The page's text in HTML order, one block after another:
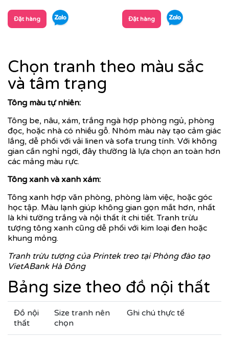
Đặt hàng Đặt hàng
Chọn tranh theo màu sắc
và tâm trạng
Tông màu tự nhiên:
Tông be, nâu, xám, trắng ngà hợp phòng ngủ, phòng
đọc, hoặc nhà có nhiều gỗ. Nhóm màu này tạo cảm giác
lắng, dễ phối với vải linen và sofa trung tính. Với không
gian cần nghỉ ngơi, đây thường là lựa chọn an toàn hơn
các mảng màu rực.
Tông xanh và xanh xám:
Tông xanh hợp văn phòng, phòng làm việc, hoặc góc
học tập. Màu lạnh giúp không gian gọn mắt hơn, nhất
là khi tường trắng và nội thất ít chi tiết. Tranh trừu
tượng tông xanh cũng dễ phối với kim loại đen hoặc
khung mỏng.
Tranh trừu tượng của Printek treo tại Phòng đào tạo
VietABank Hà Đông
Bảng size theo đồ nội thất
Đồ nội
thất
Size tranh nên
chọn
Ghi chú thực tế